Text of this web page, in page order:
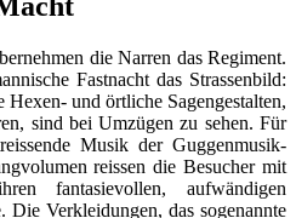
die Narren das Regiment.
Fastnacht das Strassenbild:
und örtliche Sagengestalten,
sind bei Umzügen zu sehen. Für
Musik der Guggenmusik-
reissen die Besucher mit
fantasievollen, aufwändigen
Die Verkleidungen, das sogenannte